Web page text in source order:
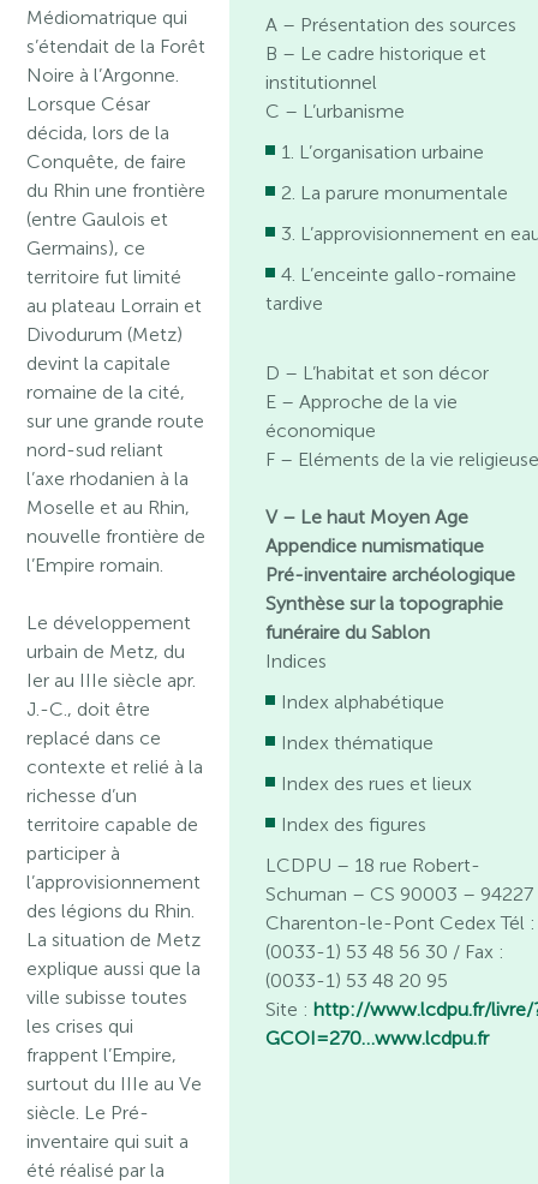
Médiomatrique qui
s’étendait de la Forêt
Noire à l’Argonne.
Lorsque César
décida, lors de la
Conquête, de faire
du Rhin une frontière
(entre Gaulois et
Germains), ce
territoire fut limité
au plateau Lorrain et
Divodurum (Metz)
devint la capitale
romaine de la cité,
sur une grande route
nord-sud reliant
l’axe rhodanien à la
Moselle et au Rhin,
nouvelle frontière de
l’Empire romain.
Le développement
urbain de Metz, du
Ier au IIIe siècle apr.
J.-C., doit être
replacé dans ce
contexte et relié à la
richesse d’un
territoire capable de
participer à
l’approvisionnement
des légions du Rhin.
La situation de Metz
explique aussi que la
ville subisse toutes
les crises qui
frappent l’Empire,
surtout du IIIe au Ve
siècle. Le Pré-
inventaire qui suit a
été réalisé par la
A – Présentation des sources
B – Le cadre historique et
institutionnel
C – L’urbanisme
1. L’organisation urbaine
2. La parure monumentale
3. L’approvisionnement en
4. L’enceinte gallo-romaine
tardive
D – L’habitat et son décor
E – Approche de la vie
économique
F – Eléments de la vie
V – Le haut Moyen Age
Appendice numismatique
Pré-inventaire archéologique
Synthèse sur la topographie
funéraire du Sablon
Indices
Index alphabétique
Index thématique
Index des rues et lieux
Index des figures
LCDPU – 18 rue Robert-
Schuman – CS 90003 – 94227
Charenton-le-Pont Cedex Tél :
(0033-1) 53 48 56 30 / Fax :
(0033-1) 53 48 20 95
Site : http://www.lcdpu.fr/livre/
GCOI=270…www.lcdpu.fr